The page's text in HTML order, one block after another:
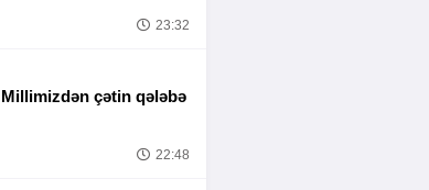
23:32
Millimizdən çətin qələbə
22:48